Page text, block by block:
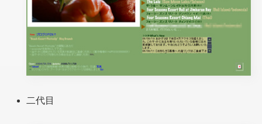
二代目